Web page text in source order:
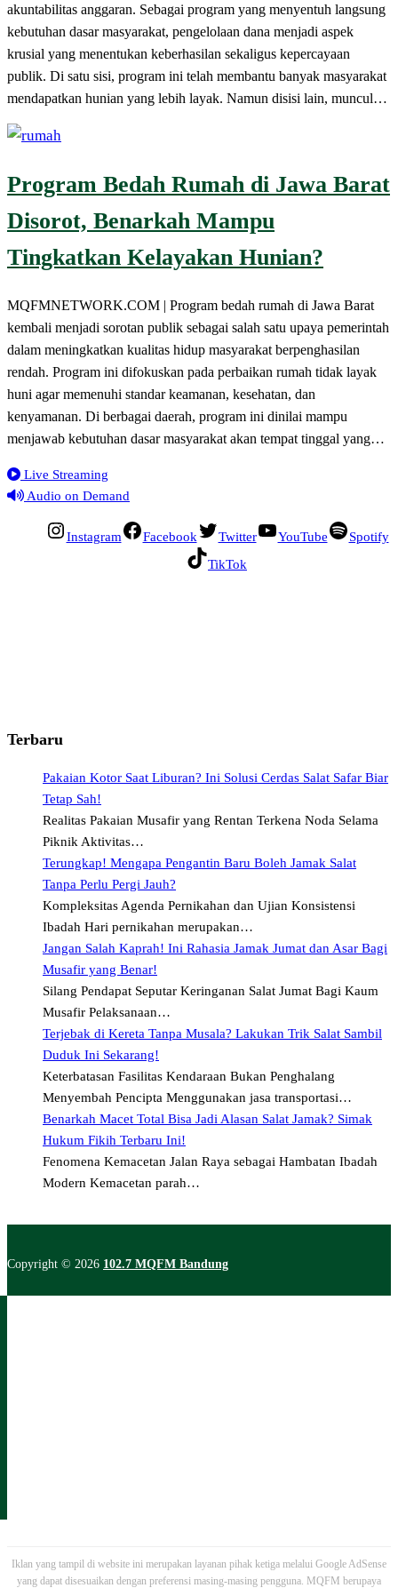
akuntabilitas anggaran. Sebagai program yang menyentuh langsung
kebutuhan dasar masyarakat, pengelolaan dana menjadi aspek
krusial yang menentukan keberhasilan sekaligus kepercayaan
publik. Di satu sisi, program ini telah membantu banyak masyarakat
mendapatkan hunian yang lebih layak. Namun disisi lain, muncul…
Program Bedah Rumah di Jawa Barat
Disorot, Benarkah Mampu
Tingkatkan Kelayakan Hunian?
MQFMNETWORK.COM | Program bedah rumah di Jawa Barat
kembali menjadi sorotan publik sebagai salah satu upaya pemerintah
dalam meningkatkan kualitas hidup masyarakat berpenghasilan
rendah. Program ini difokuskan pada perbaikan rumah tidak layak
huni agar memenuhi standar keamanan, kesehatan, dan
kenyamanan. Di berbagai daerah, program ini dinilai mampu
menjawab kebutuhan dasar masyarakat akan tempat tinggal yang…
Live Streaming
Audio on Demand
Instagram Facebook Twitter YouTube
Spotify
TikTok
Terbaru
Pakaian Kotor Saat Liburan? Ini Solusi Cerdas Salat Safar Biar
Tetap Sah!
Realitas Pakaian Musafir yang Rentan Terkena Noda Selama
Piknik Aktivitas…
Terungkap! Mengapa Pengantin Baru Boleh Jamak Salat
Tanpa Perlu Pergi Jauh?
Kompleksitas Agenda Pernikahan dan Ujian Konsistensi
Ibadah Hari pernikahan merupakan…
Jangan Salah Kaprah! Ini Rahasia Jamak Jumat dan Asar Bagi
Musafir yang Benar!
Silang Pendapat Seputar Keringanan Salat Jumat Bagi Kaum
Musafir Pelaksanaan…
Terjebak di Kereta Tanpa Musala? Lakukan Trik Salat Sambil
Duduk Ini Sekarang!
Keterbatasan Fasilitas Kendaraan Bukan Penghalang
Menyembah Pencipta Menggunakan jasa transportasi…
Benarkah Macet Total Bisa Jadi Alasan Salat Jamak? Simak
Hukum Fikih Terbaru Ini!
Fenomena Kemacetan Jalan Raya sebagai Hambatan Ibadah
Modern Kemacetan parah…
Copyright © 2026 102.7 MQFM Bandung
Iklan yang tampil di website ini merupakan layanan pihak ketiga melalui Google AdSense
yang dapat disesuaikan dengan preferensi masing-masing pengguna. MQFM berupaya